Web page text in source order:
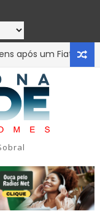
um Fiat Uno
em tragédia na